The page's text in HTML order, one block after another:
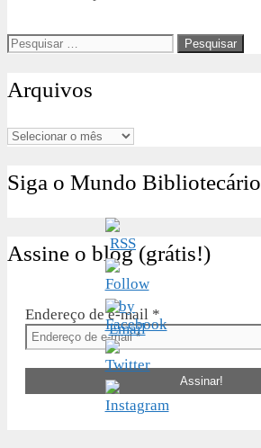
Pesquisar
Arquivos
Arquivos
Siga o Mundo Bibliotecário
Assine o blog (grátis!)
Endereço de e-mail *